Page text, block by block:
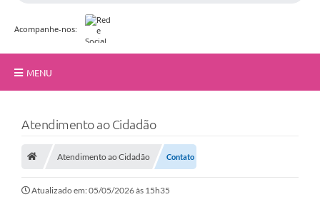
Acompanhe-nos:
MENU
A TransCon
Serviços
Rotativo
Atendimento ao Cidadão
Atendimento ao Cidadão Contato
Atualizado em: 05/05/2026 às 15h35